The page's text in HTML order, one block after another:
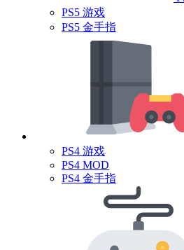
PS5 游戏
PS5 金手指
PS4 游戏
PS4 MOD
PS4 金手指